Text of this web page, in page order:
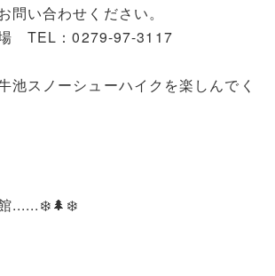
問い合わせください。
TEL：0279-97-3117
池スノーシューハイクを楽しんでく
......❄️🌲❄️